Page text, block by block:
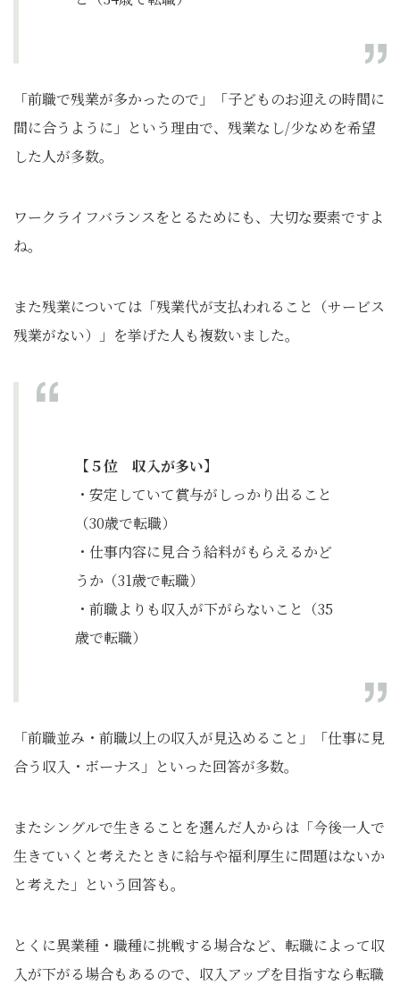
「前職で残業が多かったので」「子どものお迎えの時間に
間に合うように」という理由で、残業なし/少なめを希望
した人が多数。
ワークライフバランスをとるためにも、大切な要素ですよ
ね。
また残業については「残業代が支払われること（サービス
残業がない）」を挙げた人も複数いました。
【５位 収入が多い】
・安定していて賞与がしっかり出ること
（30歳で転職）
・仕事内容に見合う給料がもらえるかど
うか（31歳で転職）
・前職よりも収入が下がらないこと（35
歳で転職）
「前職並み・前職以上の収入が見込めること」「仕事に見
合う収入・ボーナス」といった回答が多数。
またシングルで生きることを選んだ人からは「今後一人で
生きていくと考えたときに給与や福利厚生に問題はないか
と考えた」という回答も。
とくに異業種・職種に挑戦する場合など、転職によって収
入が下がる場合もあるので、収入アップを目指すなら転職